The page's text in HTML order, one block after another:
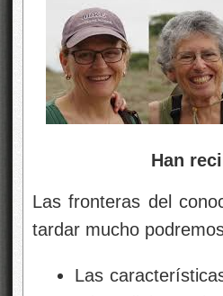
Han recibido el
Las fronteras del
tardar mucho
Las